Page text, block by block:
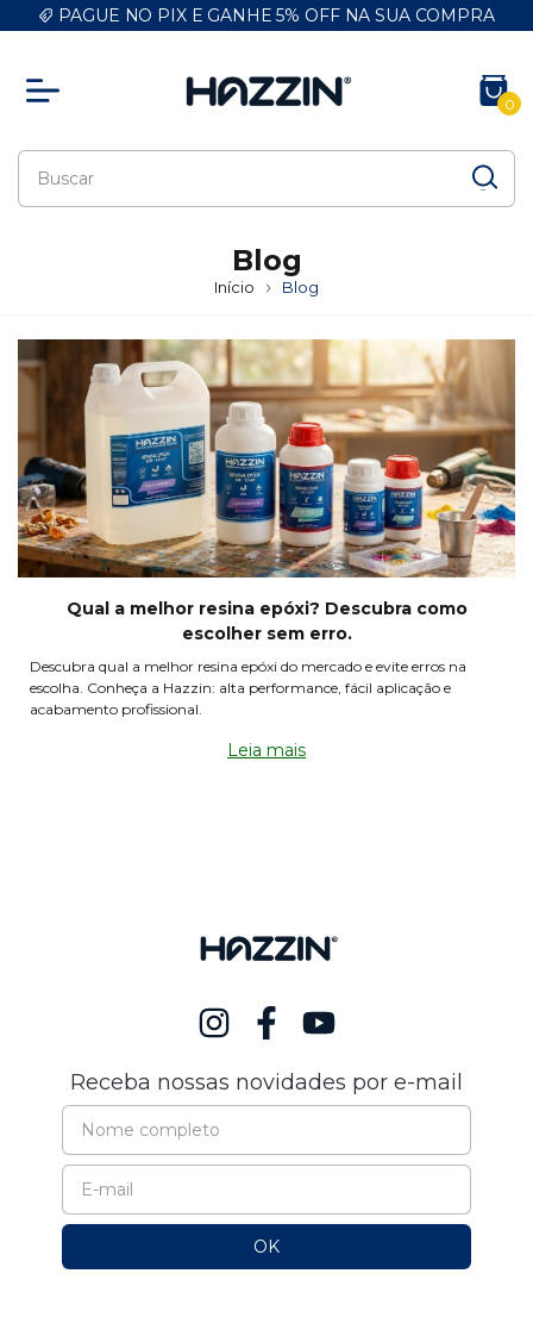
PAGUE NO PIX E GANHE 5% OFF NA SUA COMPRA
0
Blog
Início Blog
Qual a melhor resina epóxi? Descubra como
escolher sem erro.
Descubra qual a melhor resina epóxi do mercado e evite erros na
escolha. Conheça a Hazzin: alta performance, fácil aplicação e
acabamento profissional.
Leia mais
Receba nossas novidades por e-mail